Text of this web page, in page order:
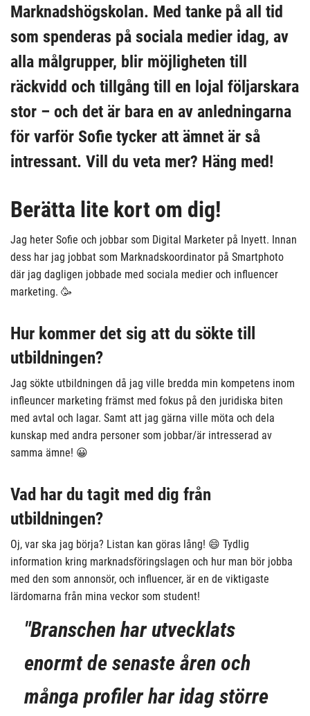
Marknadshögskolan. Med tanke på all tid
som spenderas på sociala medier idag, av
alla målgrupper, blir möjligheten till
räckvidd och tillgång till en lojal följarskara
stor – och det är bara en av anledningarna
för varför Sofie tycker att ämnet är så
intressant. Vill du veta mer? Häng med!
Berätta lite kort om dig!
Jag heter Sofie och jobbar som Digital Marketer på Inyett. Innan
dess har jag jobbat som Marknadskoordinator på Smartphoto
där jag dagligen jobbade med sociala medier och influencer
marketing. 🥳
Hur kommer det sig att du sökte till
utbildningen?
Jag sökte utbildningen då jag ville bredda min kompetens inom
infleuncer marketing främst med fokus på den juridiska biten
med avtal och lagar. Samt att jag gärna ville möta och dela
kunskap med andra personer som jobbar/är intresserad av
samma ämne! 😀
Vad har du tagit med dig från
utbildningen?
Oj, var ska jag börja? Listan kan göras lång! 😄 Tydlig
information kring marknadsföringslagen och hur man bör jobba
med den som annonsör, och influencer, är en de viktigaste
lärdomarna från mina veckor som student!
"Branschen har utvecklats
enormt de senaste åren och
många profiler har idag större